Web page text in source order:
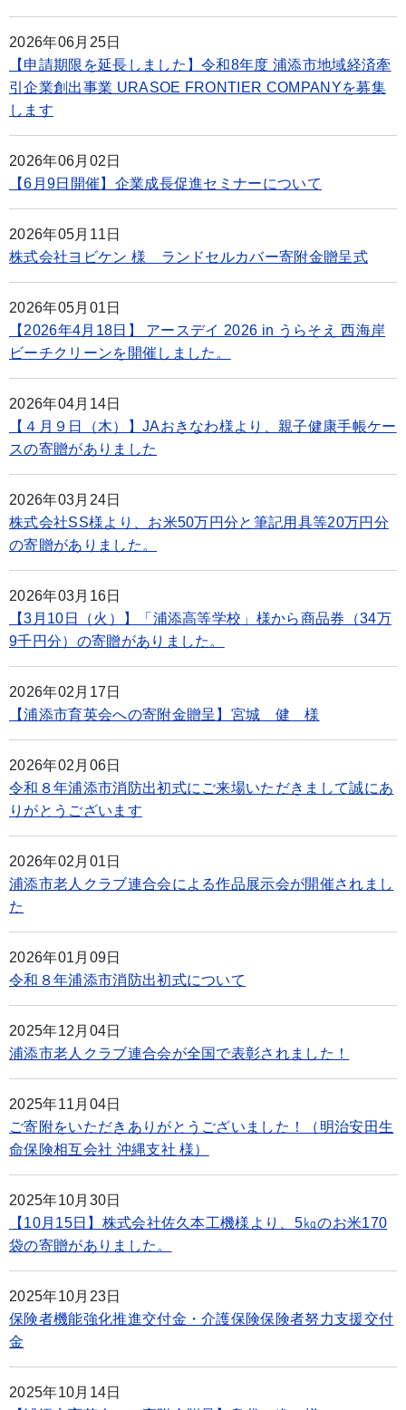
2026年06月25日
【申請期限を延長しました】令和8年度 浦添市地域経済牽
引企業創出事業 URASOE FRONTIER COMPANYを募集
します
2026年06月02日
【6月9日開催】企業成長促進セミナーについて
2026年05月11日
株式会社ヨビケン 様 ランドセルカバー寄附金贈呈式
2026年05月01日
【2026年4月18日】 アースデイ 2026 in うらそえ 西海岸
ビーチクリーンを開催しました。
2026年04月14日
【４月９日（木）】JAおきなわ様より、親子健康手帳ケー
スの寄贈がありました
2026年03月24日
株式会社SS様より、お米50万円分と筆記用具等20万円分
の寄贈がありました。
2026年03月16日
【3月10日（火）】「浦添高等学校」様から商品券（34万
9千円分）の寄贈がありました。
2026年02月17日
【浦添市育英会への寄附金贈呈】宮城 健 様
2026年02月06日
令和８年浦添市消防出初式にご来場いただきまして誠にあ
りがとうございます
2026年02月01日
浦添市老人クラブ連合会による作品展示会が開催されまし
た
2026年01月09日
令和８年浦添市消防出初式について
2025年12月04日
浦添市老人クラブ連合会が全国で表彰されました！
2025年11月04日
ご寄附をいただきありがとうございました！（明治安田生
命保険相互会社 沖縄支社 様）
2025年10月30日
【10月15日】株式会社佐久本工機様より、5㎏のお米170
袋の寄贈がありました。
2025年10月23日
保険者機能強化推進交付金・介護保険保険者努力支援交付
金
2025年10月14日